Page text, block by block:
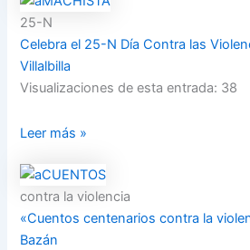
25-N
Celebra el 25-N Día Contra las
Villalbilla
Visualizaciones de esta entrada: 38
Leer más »
contra la violencia
«Cuentos centenarios contra la
Bazán